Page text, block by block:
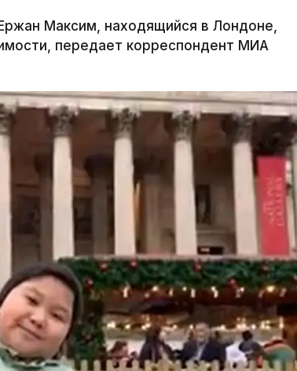
Максим, находящийся в Лондоне,
передает корреспондент МИА